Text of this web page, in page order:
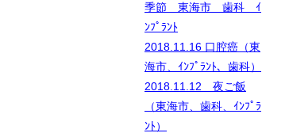
季節 東海市 歯科 ｲ
ﾝﾌﾟﾗﾝﾄ
2018.11.16 口腔癌（東
海市、ｲﾝﾌﾟﾗﾝﾄ、歯科）
2018.11.12 夜ご飯
（東海市、歯科、ｲﾝﾌﾟﾗ
ﾝﾄ）